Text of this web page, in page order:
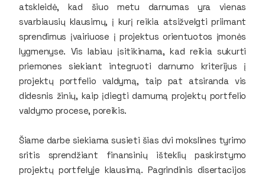
atskleidė, kad šiuo metu darnumas yra vienas
svarbiausių klausimų, į kurį reikia atsižvelgti priimant
sprendimus įvairiuose į projektus orientuotos įmonės
lygmenyse. Vis labiau įsitikinama, kad reikia sukurti
priemones siekiant integruoti darnumo kriterijus į
projektų portfelio valdymą, taip pat atsiranda vis
didesnis žinių, kaip įdiegti darnumą projektų portfelio
valdymo procese, poreikis.
Šiame darbe siekiama susieti šias dvi mokslines tyrimo
sritis sprendžiant finansinių išteklių paskirstymo
projektų portfelyje klausimą. Pagrindinis disertacijos